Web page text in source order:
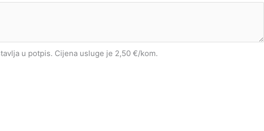
u potpis. Cijena usluge je 2,50 €/kom.